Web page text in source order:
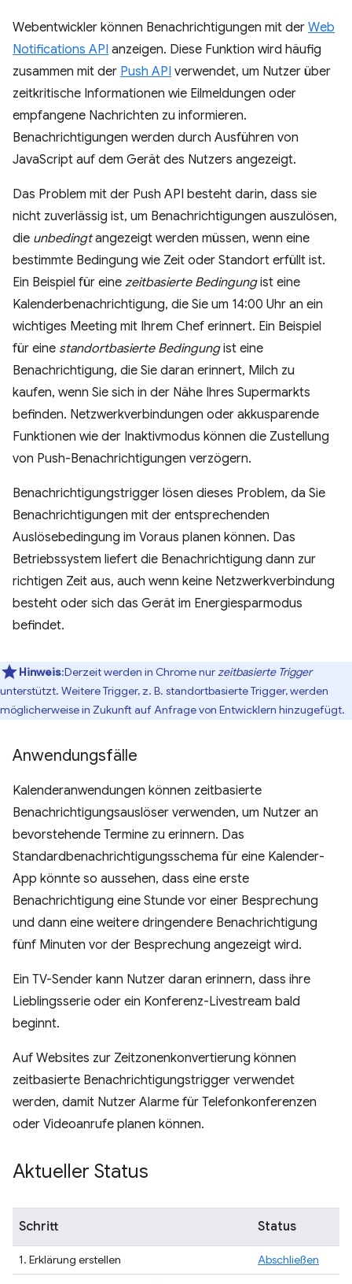
Webentwickler können Benachrichtigungen mit der Web
Notifications API anzeigen. Diese Funktion wird häufig
zusammen mit der Push API verwendet, um Nutzer über
zeitkritische Informationen wie Eilmeldungen oder
empfangene Nachrichten zu informieren.
Benachrichtigungen werden durch Ausführen von
JavaScript auf dem Gerät des Nutzers angezeigt.
Das Problem mit der Push API besteht darin, dass sie
nicht zuverlässig ist, um Benachrichtigungen auszulösen,
die unbedingtangezeigt werden müssen, wenn eine
bestimmte Bedingung wie Zeit oder Standort erfüllt ist.
Ein Beispiel für eine zeitbasierte Bedingungist eine
Kalenderbenachrichtigung, die Sie um 14:00 Uhr an ein
wichtiges Meeting mit Ihrem Chef erinnert. Ein Beispiel
für eine standortbasierte Bedingungist eine
Benachrichtigung, die Sie daran erinnert, Milch zu
kaufen, wenn Sie sich in der Nähe Ihres Supermarkts
befinden. Netzwerkverbindungen oder akkusparende
Funktionen wie der Inaktivmodus können die Zustellung
von Push-Benachrichtigungen verzögern.
Benachrichtigungstrigger lösen dieses Problem, da Sie
Benachrichtigungen mit der entsprechenden
Auslösebedingung im Voraus planen können. Das
Betriebssystem liefert die Benachrichtigung dann zur
richtigen Zeit aus, auch wenn keine Netzwerkverbindung
besteht oder sich das Gerät im Energiesparmodus
befindet.
Hinweis:Derzeit werden in Chrome nurzeitbasierte Trigger
unterstützt. Weitere Trigger, z. B. standortbasierte Trigger, werden
möglicherweise in Zukunft auf Anfrage von Entwicklern hinzugefügt.
Anwendungsfälle
Kalenderanwendungen können zeitbasierte
Benachrichtigungsauslöser verwenden, um Nutzer an
bevorstehende Termine zu erinnern. Das
Standardbenachrichtigungsschema für eine Kalender-
App könnte so aussehen, dass eine erste
Benachrichtigung eine Stunde vor einer Besprechung
und dann eine weitere dringendere Benachrichtigung
fünf Minuten vor der Besprechung angezeigt wird.
Ein TV-Sender kann Nutzer daran erinnern, dass ihre
Lieblingsserie oder ein Konferenz-Livestream bald
beginnt.
Auf Websites zur Zeitzonenkonvertierung können
zeitbasierte Benachrichtigungstrigger verwendet
werden, damit Nutzer Alarme für Telefonkonferenzen
oder Videoanrufe planen können.
Aktueller Status
Schritt Status
1. Erklärung erstellen
Abschließen